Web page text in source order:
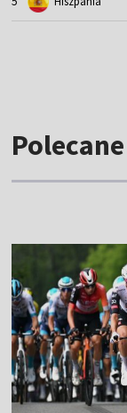
Polecane